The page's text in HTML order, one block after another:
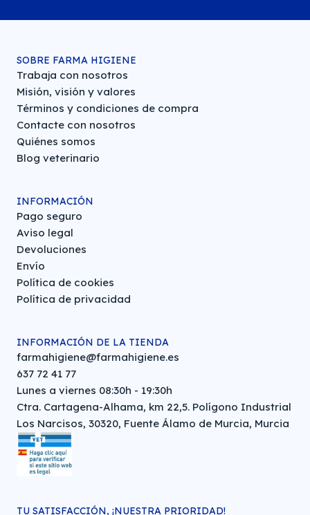
SOBRE FARMA HIGIENE
Trabaja con nosotros
Misión, visión y valores
Términos y condiciones de compra
Contacte con nosotros
Quiénes somos
Blog veterinario
INFORMACIÓN
Pago seguro
Aviso legal
Devoluciones
Envío
Política de cookies
Política de privacidad
INFORMACIÓN DE LA TIENDA
farmahigiene@farmahigiene.es
637 72 41 77
Lunes a viernes 08:30h - 19:30h
Ctra. Cartagena-Alhama, km 22,5. Polígono Industrial
Los Narcisos, 30320, Fuente Álamo de Murcia, Murcia
TU SATISFACCIÓN, ¡NUESTRA PRIORIDAD!